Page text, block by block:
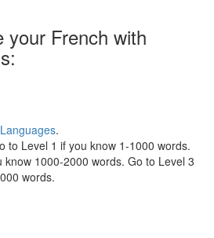
your French with
.
to Level 1 if you know 1-1000 words.
know 1000-2000 words. Go to Level 3
words.